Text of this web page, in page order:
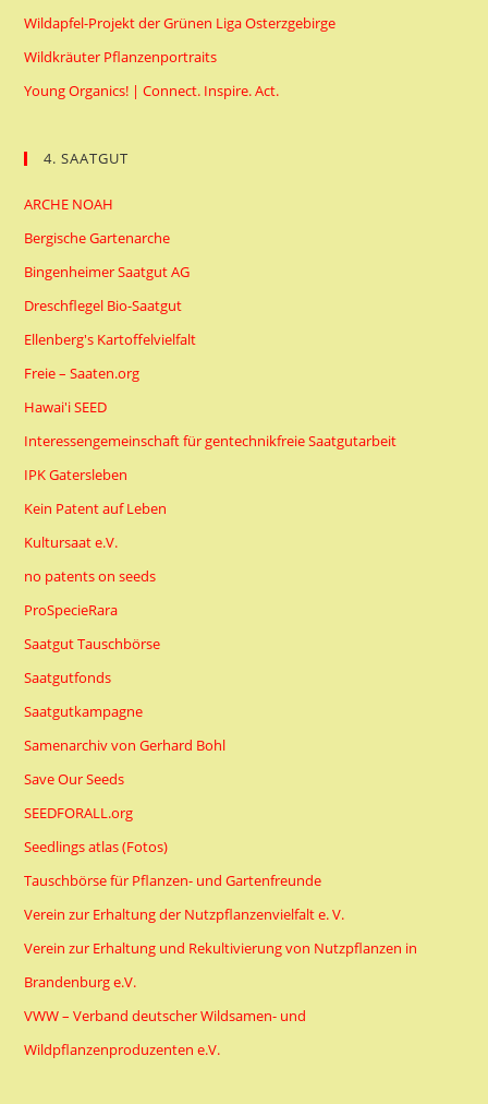
Wildapfel-Projekt der Grünen Liga Osterzgebirge
Wildkräuter Pflanzenportraits
Young Organics! | Connect. Inspire. Act.
4. SAATGUT
ARCHE NOAH
Bergische Gartenarche
Bingenheimer Saatgut AG
Dreschflegel Bio-Saatgut
Ellenberg's Kartoffelvielfalt
Freie – Saaten.org
Hawai'i SEED
Interessengemeinschaft für gentechnikfreie Saatgutarbeit
IPK Gatersleben
Kein Patent auf Leben
Kultursaat e.V.
no patents on seeds
ProSpecieRara
Saatgut Tauschbörse
Saatgutfonds
Saatgutkampagne
Samenarchiv von Gerhard Bohl
Save Our Seeds
SEEDFORALL.org
Seedlings atlas (Fotos)
Tauschbörse für Pflanzen- und Gartenfreunde
Verein zur Erhaltung der Nutzpflanzenvielfalt e. V.
Verein zur Erhaltung und Rekultivierung von Nutzpflanzen in
Brandenburg e.V.
VWW – Verband deutscher Wildsamen- und
Wildpflanzenproduzenten e.V.